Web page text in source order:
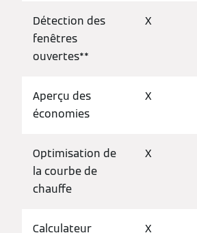
Détection des
fenêtres
ouvertes**
X
Aperçu des
économies
X
Optimisation de
la courbe de
chauffe
X
Calculateur
X